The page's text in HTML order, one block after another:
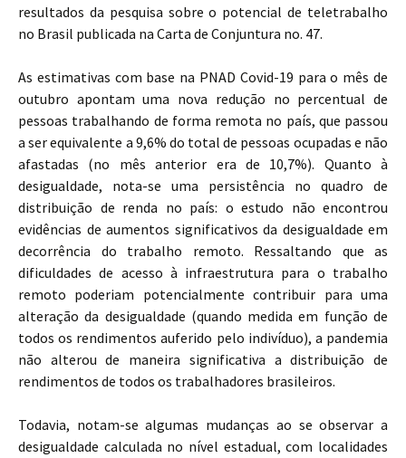
resultados da pesquisa sobre o potencial de teletrabalho
no Brasil publicada na Carta de Conjuntura no. 47.
As estimativas com base na PNAD Covid-19 para o mês de
outubro apontam uma nova redução no percentual de
pessoas trabalhando de forma remota no país, que passou
a ser equivalente a 9,6% do total de pessoas ocupadas e não
afastadas (no mês anterior era de 10,7%). Quanto à
desigualdade, nota-se uma persistência no quadro de
distribuição de renda no país: o estudo não encontrou
evidências de aumentos significativos da desigualdade em
decorrência do trabalho remoto. Ressaltando que as
dificuldades de acesso à infraestrutura para o trabalho
remoto poderiam potencialmente contribuir para uma
alteração da desigualdade (quando medida em função de
todos os rendimentos auferido pelo indivíduo), a pandemia
não alterou de maneira significativa a distribuição de
rendimentos de todos os trabalhadores brasileiros.
Todavia, notam-se algumas mudanças ao se observar a
desigualdade calculada no nível estadual, com localidades